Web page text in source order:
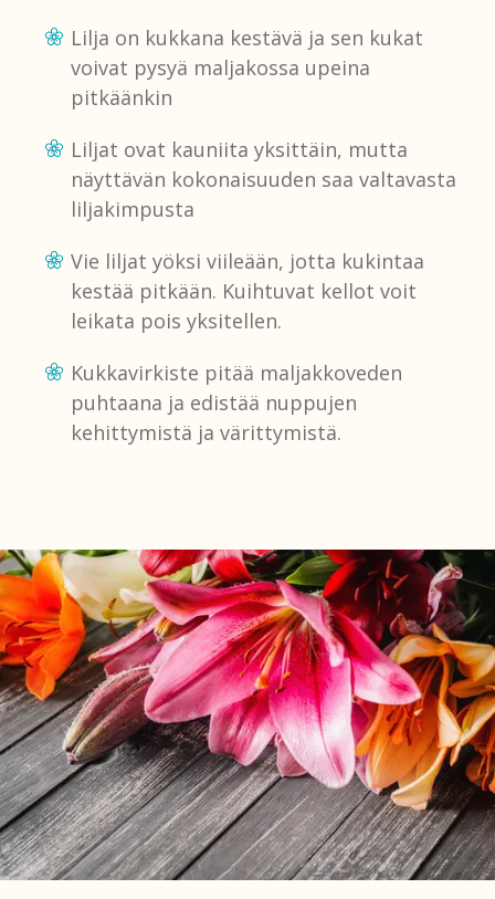
Lilja on kukkana kestävä ja sen kukat
voivat pysyä maljakossa upeina
pitkäänkin
Liljat ovat kauniita yksittäin, mutta
näyttävän kokonaisuuden saa valtavasta
liljakimpusta
Vie liljat yöksi viileään, jotta kukintaa
kestää pitkään. Kuihtuvat kellot voit
leikata pois yksitellen.
Kukkavirkiste pitää maljakkoveden
puhtaana ja edistää nuppujen
kehittymistä ja värittymistä.